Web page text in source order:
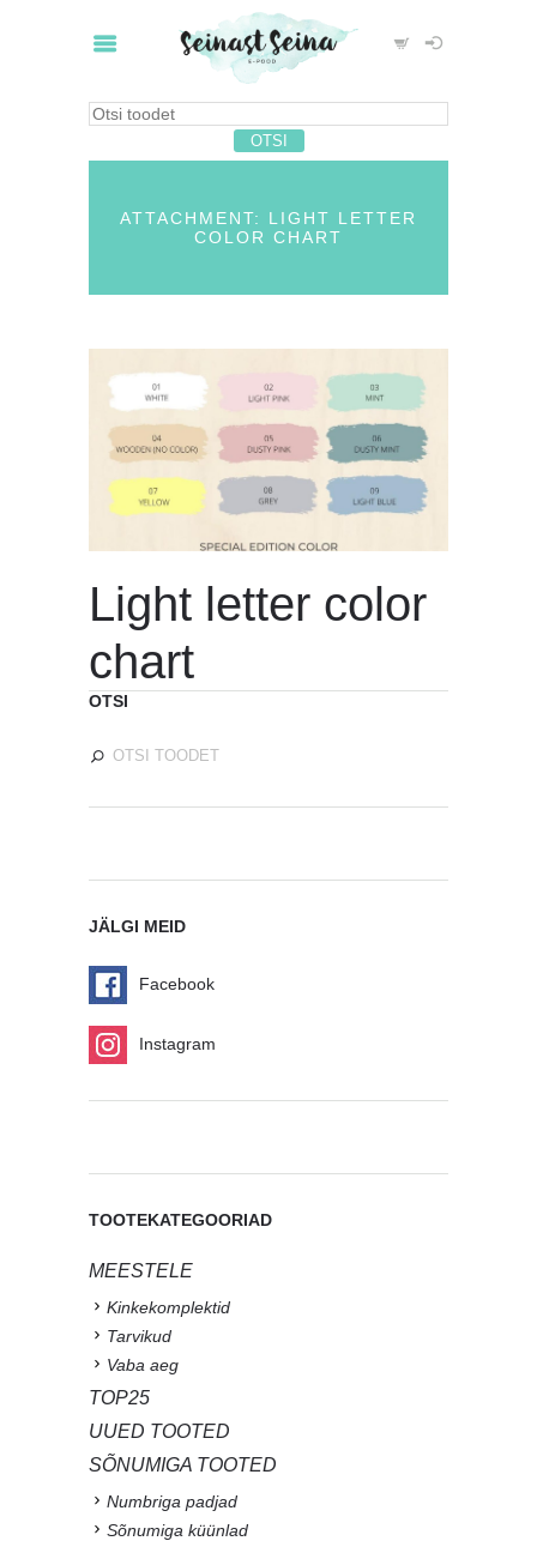
ATTACHMENT: LIGHT LETTER
COLOR CHART
Light letter color
chart
OTSI
JÄLGI MEID
Facebook
Instagram
TOOTEKATEGOORIAD
MEESTELE
Kinkekomplektid
Tarvikud
Vaba aeg
TOP25
UUED TOOTED
SÕNUMIGA TOOTED
Numbriga padjad
Sõnumiga küünlad